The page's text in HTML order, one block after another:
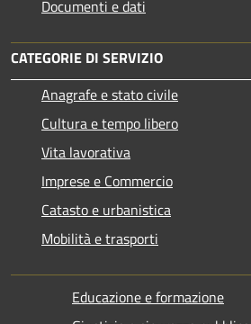
Documenti e dati
CATEGORIE DI SERVIZIO
Anagrafe e stato civile
Cultura e tempo libero
Vita lavorativa
Imprese e Commercio
Catasto e urbanistica
Mobilità e trasporti
Educazione e formazione